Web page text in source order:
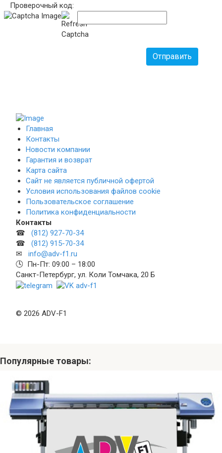
Проверочный код:
Отправить
Главная
Контакты
Новости компании
Гарантия и возврат
Карта сайта
Сайт не является публичной офертой
Условия использования файлов cookie
Пользовательское соглашение
Политика конфиденциальности
Контакты
☎ (812) 927-70-34
☎ (812) 915-70-34
✉ info@adv-f1.ru
🕓 Пн-Пт: 09:00 – 18:00
Санкт-Петербург, ул. Коли Томчака, 20 Б
© 2026 ADV-F1
Популярные товары: